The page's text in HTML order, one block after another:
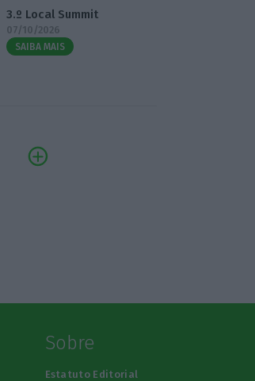
3.º Local Summit
07/10/2026
SAIBA MAIS
Sobre
Estatuto Editorial